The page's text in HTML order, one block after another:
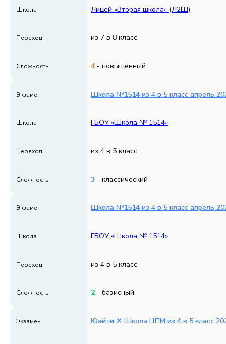
Школа Лицей «Вторая школа» (Л2Ш)
Переход из 7 в 8 класс
Сложность 4 - повышенный
Экзамен Школа №1514 из 4 в 5 класс апрель
Школа ГБОУ «Школа № 1514»
Переход из 4 в 5 класс
Сложность 3 - классический
Экзамен Школа №1514 из 4 в 5 класс апрель
Школа ГБОУ «Школа № 1514»
Переход из 4 в 5 класс
Сложность 2 - базисный
Экзамен Юайти ✕ Школа ЦПМ из 4 в 5 класс